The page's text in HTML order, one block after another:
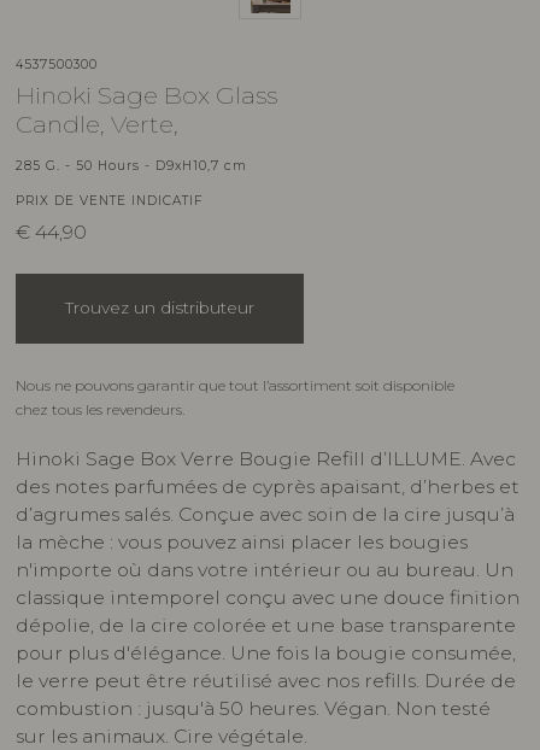
4537500300
Hinoki Sage Box Glass
Candle, Verte,
285 G. - 50 Hours - D9xH10,7 cm
PRIX DE VENTE INDICATIF
€ 44,90
Trouvez un distributeur
Nous ne pouvons garantir que tout l’assortiment soit disponible
chez tous les revendeurs.
Hinoki Sage Box Verre Bougie Refill d’ILLUME. Avec
des notes parfumées de cyprès apaisant, d’herbes et
d’agrumes salés. Conçue avec soin de la cire jusqu’à
la mèche : vous pouvez ainsi placer les bougies
n'importe où dans votre intérieur ou au bureau. Un
classique intemporel conçu avec une douce finition
dépolie, de la cire colorée et une base transparente
pour plus d'élégance. Une fois la bougie consumée,
le verre peut être réutilisé avec nos refills. Durée de
combustion : jusqu'à 50 heures. Végan. Non testé
sur les animaux. Cire végétale.